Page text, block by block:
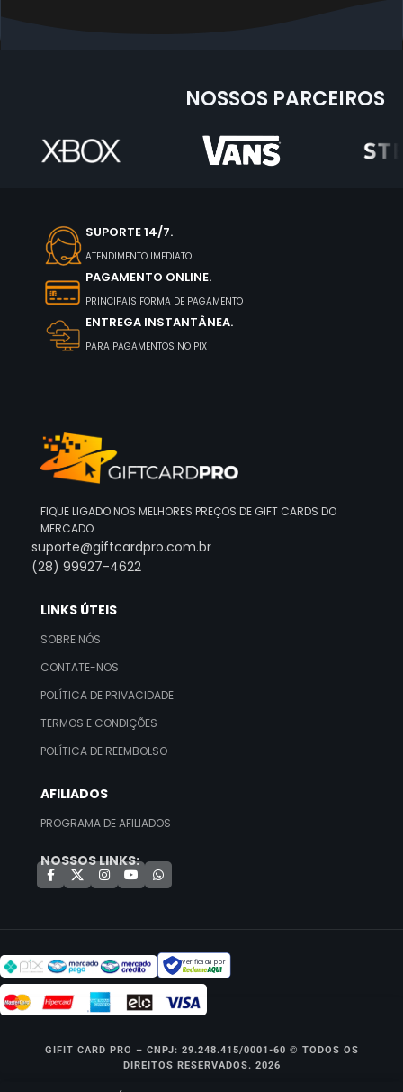
NOSSOS PARCEIROS
SUPORTE 14/7.
ATENDIMENTO IMEDIATO
PAGAMENTO ONLINE.
PRINCIPAIS FORMA DE PAGAMENTO
ENTREGA INSTANTÂNEA.
PARA PAGAMENTOS NO PIX
FIQUE LIGADO NOS MELHORES PREÇOS DE GIFT CARDS DO
MERCADO
suporte@giftcardpro.com.br
(28) 99927-4622
LINKS ÚTEIS
SOBRE NÓS
CONTATE-NOS
POLÍTICA DE PRIVACIDADE
TERMOS E CONDIÇÕES
POLÍTICA DE REEMBOLSO
AFILIADOS
PROGRAMA DE AFILIADOS
NOSSOS LINKS:
Verificada por
GIFIT CARD PRO – CNPJ: 29.248.415/0001-60 © TODOS OS
DIREITOS RESERVADOS. 2026